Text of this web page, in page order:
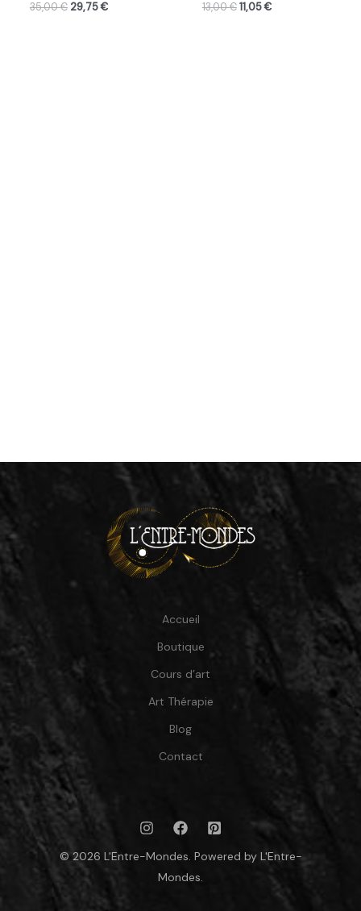
35,00€ 29,75€
13,00€ 11,05€
Accueil
Boutique
Cours d’art
Art Thérapie
Blog
Contact
© 2026 L'Entre-Mondes. Powered by L'Entre-
Mondes.